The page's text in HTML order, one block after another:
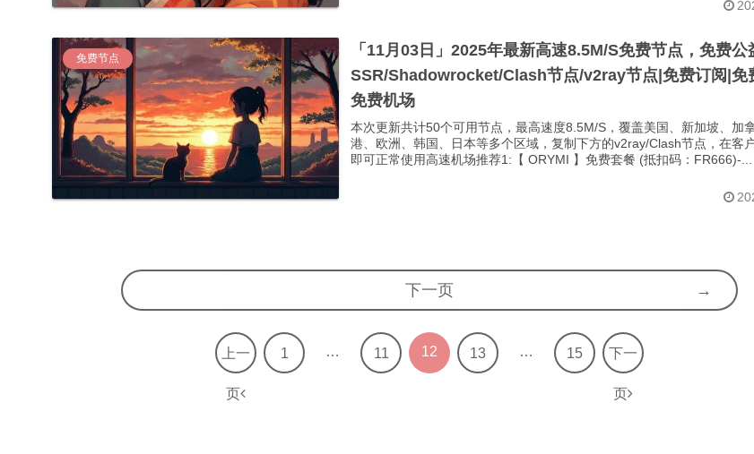
免费节点
「11月03日」2025年最新高速8.5M/S免费节点，免费公
SSR/Shadowrocket/Clash节点/v2ray节点|免费订阅|免
免费机场
本次更新共计50个可用节点，最高速度8.5M/S，覆盖美国、新加坡、加
港、欧洲、韩国、日本等多个区域，复制下方的v2ray/Clash节点，在客
即可正常使用高速机场推荐1:【 ORYMI 】免费套餐 (抵扣码：FR666)-...
下一页
上一
页
1 … 11 12 13 … 15 下一
页